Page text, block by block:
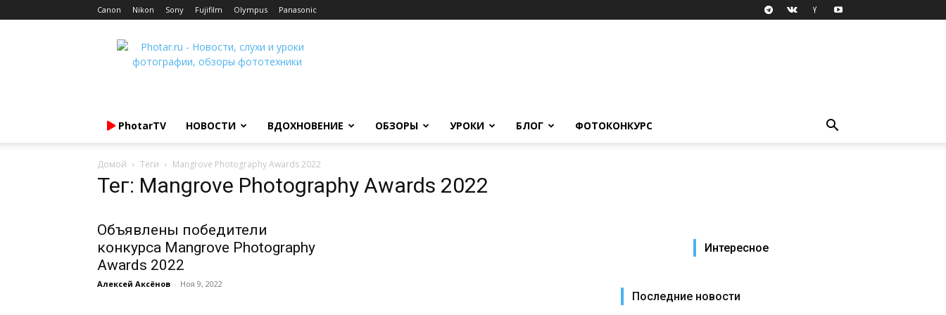
Canon Nikon Sony Fujifilm Olympus Panasonic
Photar.ru
PhotarTV НОВОСТИ ВДОХНОВЕНИЕ ОБЗОРЫ УРОКИ БЛОГ ФОТОКОНКУРС
Домой Теги Mangrove Photography Awards 2022
Тег: Mangrove Photography Awards 2022
Объявлены победители
конкурса Mangrove Photography
Awards 2022
Алексей Аксёнов - Ноя 9, 2022
Интересное
Последние новости